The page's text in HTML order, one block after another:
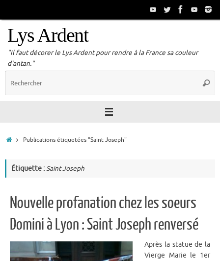
Lys Ardent
"Il faut décorer le Lys Ardent pour rendre à la France sa couleur
d'antan."
AccueilPublications étiquetées "Saint Joseph"
Étiquette :Saint Joseph
Nouvelle profanation chez les soeurs
Domini à Lyon : Saint Joseph renversé
Après la statue de la
Vierge Marie le 1er